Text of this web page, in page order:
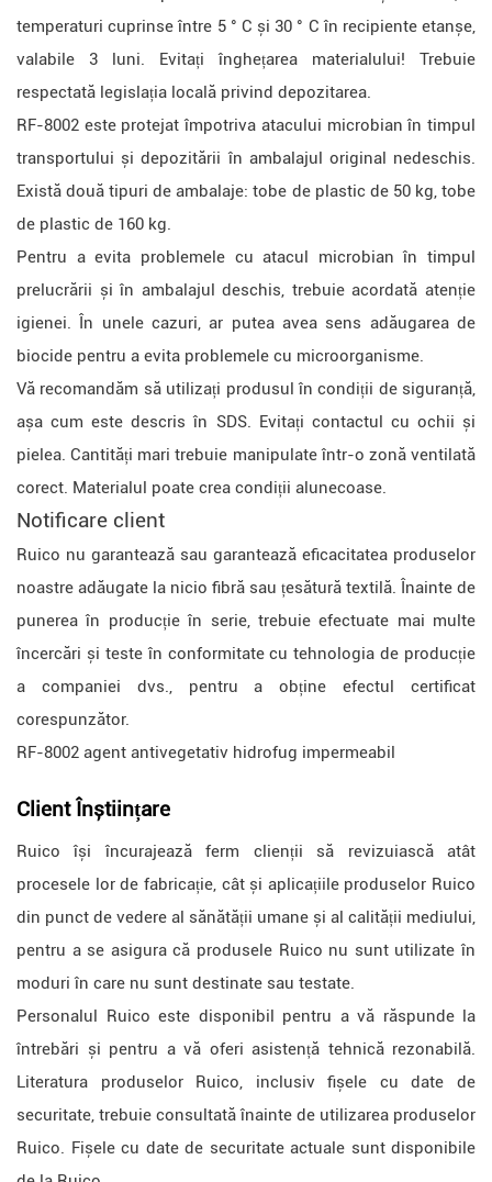
temperaturi cuprinse între 5 ° C și 30 ° C în recipiente etanșe,
valabile 3 luni. Evitați înghețarea materialului! Trebuie
respectată legislația locală privind depozitarea.
RF-8002 este protejat împotriva atacului microbian în timpul
transportului și depozitării în ambalajul original nedeschis.
Există două tipuri de ambalaje: tobe de plastic de 50 kg, tobe
de plastic de 160 kg.
Pentru a evita problemele cu atacul microbian în timpul
prelucrării și în ambalajul deschis, trebuie acordată atenție
igienei. În unele cazuri, ar putea avea sens adăugarea de
biocide pentru a evita problemele cu microorganisme.
Vă recomandăm să utilizați produsul în condiții de siguranță,
așa cum este descris în SDS. Evitați contactul cu ochii și
pielea. Cantități mari trebuie manipulate într-o zonă ventilată
corect. Materialul poate crea condiții alunecoase.
Notificare client
Ruico nu garantează sau garantează eficacitatea produselor
noastre adăugate la nicio fibră sau țesătură textilă. Înainte de
punerea în producție în serie, trebuie efectuate mai multe
încercări și teste în conformitate cu tehnologia de producție
a companiei dvs., pentru a obține efectul certificat
corespunzător.
RF-8002 agent antivegetativ hidrofug impermeabil
Client Înștiințare
Ruico își încurajează ferm clienții să revizuiască atât
procesele lor de fabricație, cât și aplicațiile produselor Ruico
din punct de vedere al sănătății umane și al calității mediului,
pentru a se asigura că produsele Ruico nu sunt utilizate în
moduri în care nu sunt destinate sau testate.
Personalul Ruico este disponibil pentru a vă răspunde la
întrebări și pentru a vă oferi asistență tehnică rezonabilă.
Literatura produselor Ruico, inclusiv fișele cu date de
securitate, trebuie consultată înainte de utilizarea produselor
Ruico. Fișele cu date de securitate actuale sunt disponibile